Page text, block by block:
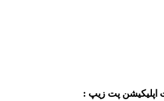
اپلیکیشن پت زیپ :